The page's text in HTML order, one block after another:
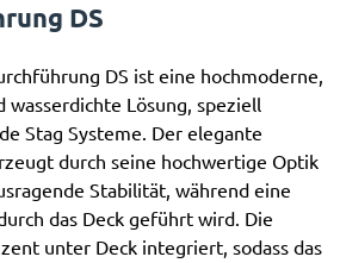
DS
DS ist eine hochmoderne,
wasserdichte Lösung, speziell
Stag Systeme. Der elegante
durch seine hochwertige Optik
Stabilität, während eine
das Deck geführt wird. Die
unter Deck integriert, sodass das